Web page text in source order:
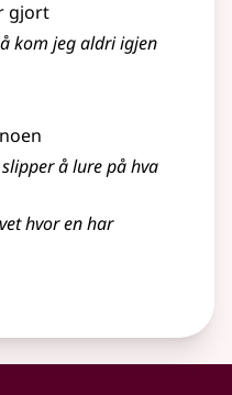
gjort
kom jeg aldri igjen
å lure på hva
hvor en har